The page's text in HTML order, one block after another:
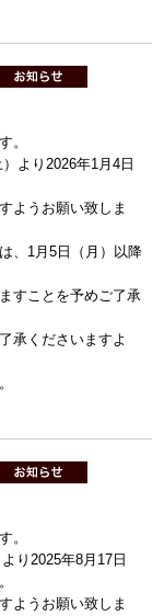
。
より2026年1月4日
ようお願い致しま
、1月5日（月）以降
すことを予めご了承
承くださいますよ
。
り2025年8月17日
ようお願い致しま